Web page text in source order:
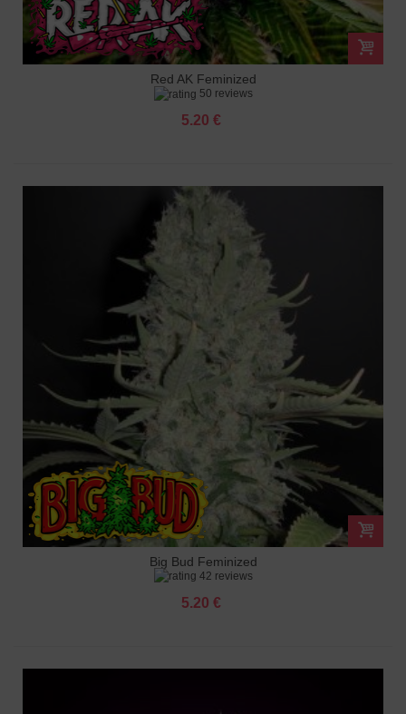
Red AK Feminized
50 reviews
5.20 €
Big Bud Feminized
42 reviews
5.20 €